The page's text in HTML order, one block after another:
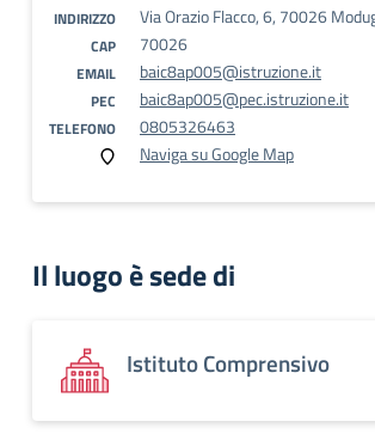
INDIRIZZO Via Orazio Flacco, 6, 70026
CAP 70026
EMAIL baic8ap005@istruzione.it
PEC baic8ap005@pec.istruzione.it
TELEFONO
0805326463
Naviga su Google Map
Il luogo è sede di
Istituto Comprensivo